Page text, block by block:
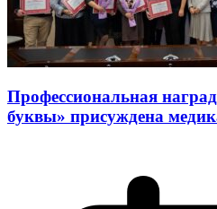
Профессиональная
буквы» присуждена